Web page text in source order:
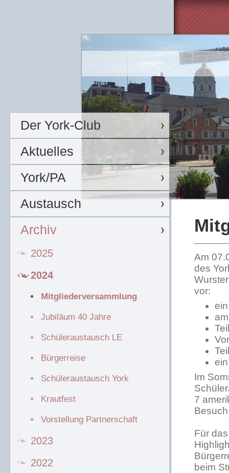
Der York-Club
Aktuelles
York/PA
Austausch
Archiv
2025
2024
Mitgliederversammlung
Jubiläum 40 Jahre
Schüleraustausch LE
Bürgerreise
Schüleraustausch York
Krautfest
Vorstellung Partnerschaft
2023
2022
Am
des
vor:
Im
7
Für
beim